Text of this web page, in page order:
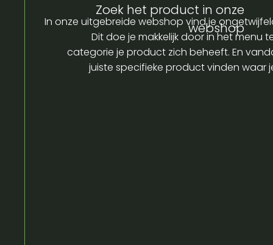
Zoek het product in onze
webshop
In onze uitgebreide webshop vind je
Dit doe je makkelijk door in het menu
categorie je product zich beheeft. En
juiste specifieke product vinden waar